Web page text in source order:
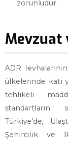
zorunludur.
Mevzuat
ADR
ülkelerinde katı
tehlikeli
standartların
Türkiye’de,
Şehircilik ve